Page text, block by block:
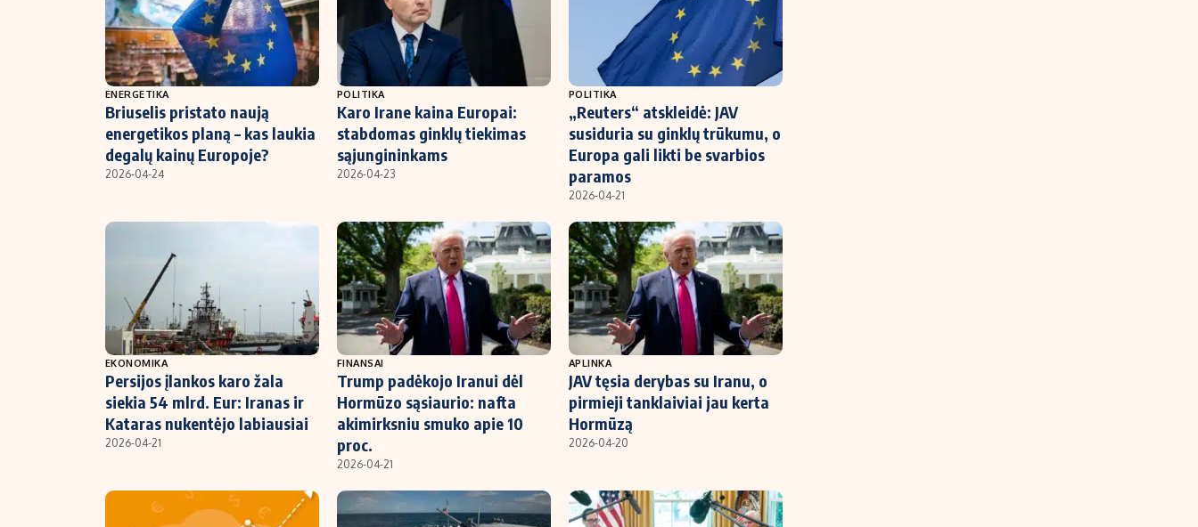
ENERGETIKA
Briuselis pristato naują
energetikos planą – kas laukia
degalų kainų Europoje?
2026-04-24
POLITIKA
Karo Irane kaina Europai:
stabdomas ginklų tiekimas
sąjungininkams
2026-04-23
POLITIKA
„Reuters“ atskleidė: JAV
susiduria su ginklų trūkumu, o
Europa gali likti be svarbios
paramos
2026-04-21
EKONOMIKA
Persijos įlankos karo žala
siekia 54 mlrd. Eur: Iranas ir
Kataras nukentėjo labiausiai
2026-04-21
FINANSAI
Trump padėkojo Iranui dėl
Hormūzo sąsiaurio: nafta
akimirksniu smuko apie 10
proc.
2026-04-21
APLINKA
JAV tęsia derybas su Iranu, o
pirmieji tanklaiviai jau kerta
Hormūzą
2026-04-20